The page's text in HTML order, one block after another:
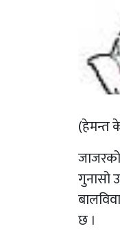
(हेमन्त
गुनासो
छ ।